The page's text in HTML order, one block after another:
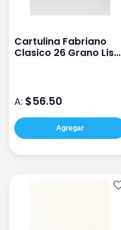
Cartulina Fabriano
Clasico 26 Grano Liso
A: $56.50
Agregar